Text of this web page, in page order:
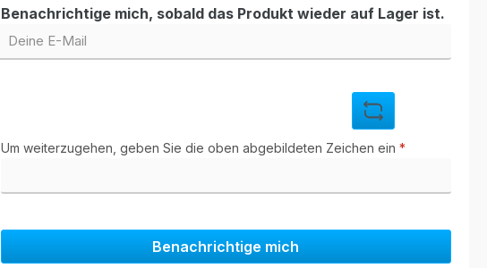
Benachrichtige mich, sobald das Produkt wieder auf Lager ist.
Deine E-Mail
Um weiterzugehen, geben Sie die oben abgebildeten Zeichen ein *
Benachrichtige mich